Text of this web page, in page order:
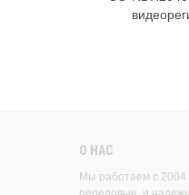
О НАС
Мы работаем с 2004